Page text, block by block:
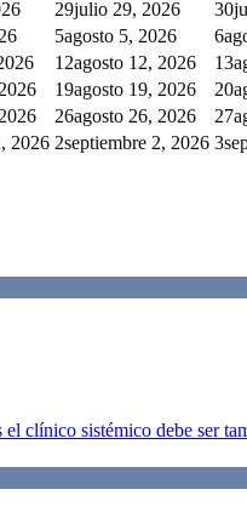
29julio 29, 2026 30
5agosto 5, 2026 6
12agosto 12, 2026 13
19agosto 19, 2026 20
26agosto 26, 2026 27
2026 2septiembre 2, 2026 3
el clínico sistémico debe ser